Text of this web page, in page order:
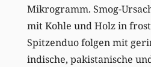
Mikrogramm. Smog-
mit Kohle und Holz in
Spitzenduo folgen mit
indische, pakistanische